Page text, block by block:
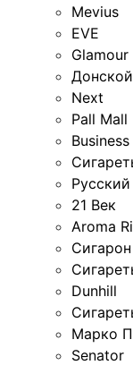
Mevius
EVE
Glamour
Next
Pall Mall
21 Век
Aroma
Dunhill
Марко
Senator